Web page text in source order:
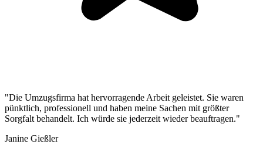
"Die Umzugsfirma hat hervorragende Arbeit geleistet. Sie waren
pünktlich, professionell und haben meine Sachen mit größter
Sorgfalt behandelt. Ich würde sie jederzeit wieder beauftragen."
Janine Gießler